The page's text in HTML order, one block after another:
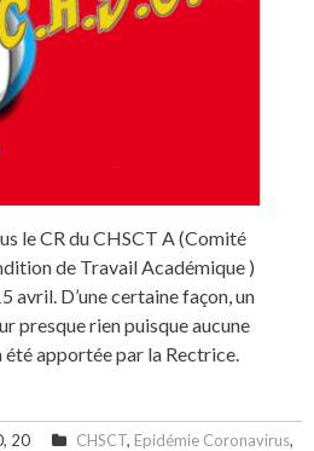
le CR du CHSCT A (Comité
de Travail Académique )
avril. D’une certaine façon, un
presque rien puisque aucune
été apportée par la Rectrice.
20 CHSCT, Epidémie Coronavirus,